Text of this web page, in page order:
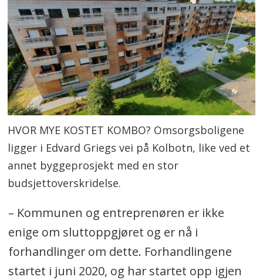
HVOR MYE KOSTET KOMBO? Omsorgsboligene
ligger i Edvard Griegs vei på Kolbotn, like ved et
annet byggeprosjekt med en stor
budsjettoverskridelse.
– Kommunen og entreprenøren er ikke
enige om sluttoppgjøret og er nå i
forhandlinger om dette. Forhandlingene
startet i juni 2020, og har startet opp igjen